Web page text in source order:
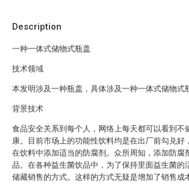
Description
一种一体式储物式瓶盖
技术领域
本发明涉及一种瓶盖，具体涉及一种一体式储物式
背景技术
食品安全关系到每个人，网络上每天都可以看到不
康。目前市场上的功能性饮料均是在出厂前勾兑好
在饮料中添加适当的防腐剂。众所周知，添加防腐
品。在各种益生菌饮品中，为了保持里面益生菌的
储藏销售的方式。这样的方式无疑是增加了销售成